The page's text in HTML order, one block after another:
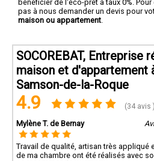
bénéficier de l'éco-prêt à taux 0%.
pas à nous demander un devis pour
maison ou appartement
SOCOREBAT, Entreprise
maison et d'appartement
Samson-de-la-Roque
4.9 (34 avis )
Mylène T. de Bernay
Travail de qualité, artisan très appliqué
de ma chambre ont été réalisés avec